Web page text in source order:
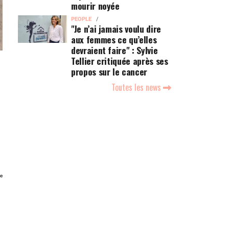
mourir noyée
PEOPLE
"Je n’ai jamais voulu dire
aux femmes ce qu’elles
devraient faire" : Sylvie
Tellier critiquée après ses
propos sur le cancer
Toutes les news